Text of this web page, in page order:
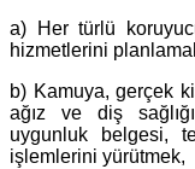
a) Her türlü
hizmetlerini
b) Kamuya, gerçek
ağız ve diş
uygunluk belgesi,
işlemlerini yürütmek,